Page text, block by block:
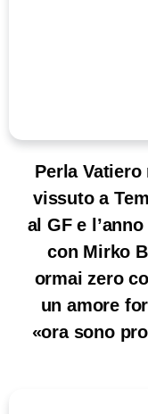
Perla
vissuto a
al GF e
con Mirko
ormai zero
un amore
«ora sono